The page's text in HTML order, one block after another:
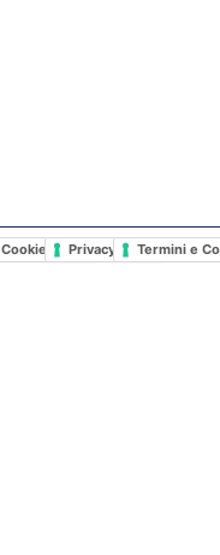
Cookie PolicyPrivacy PolicyTermini e